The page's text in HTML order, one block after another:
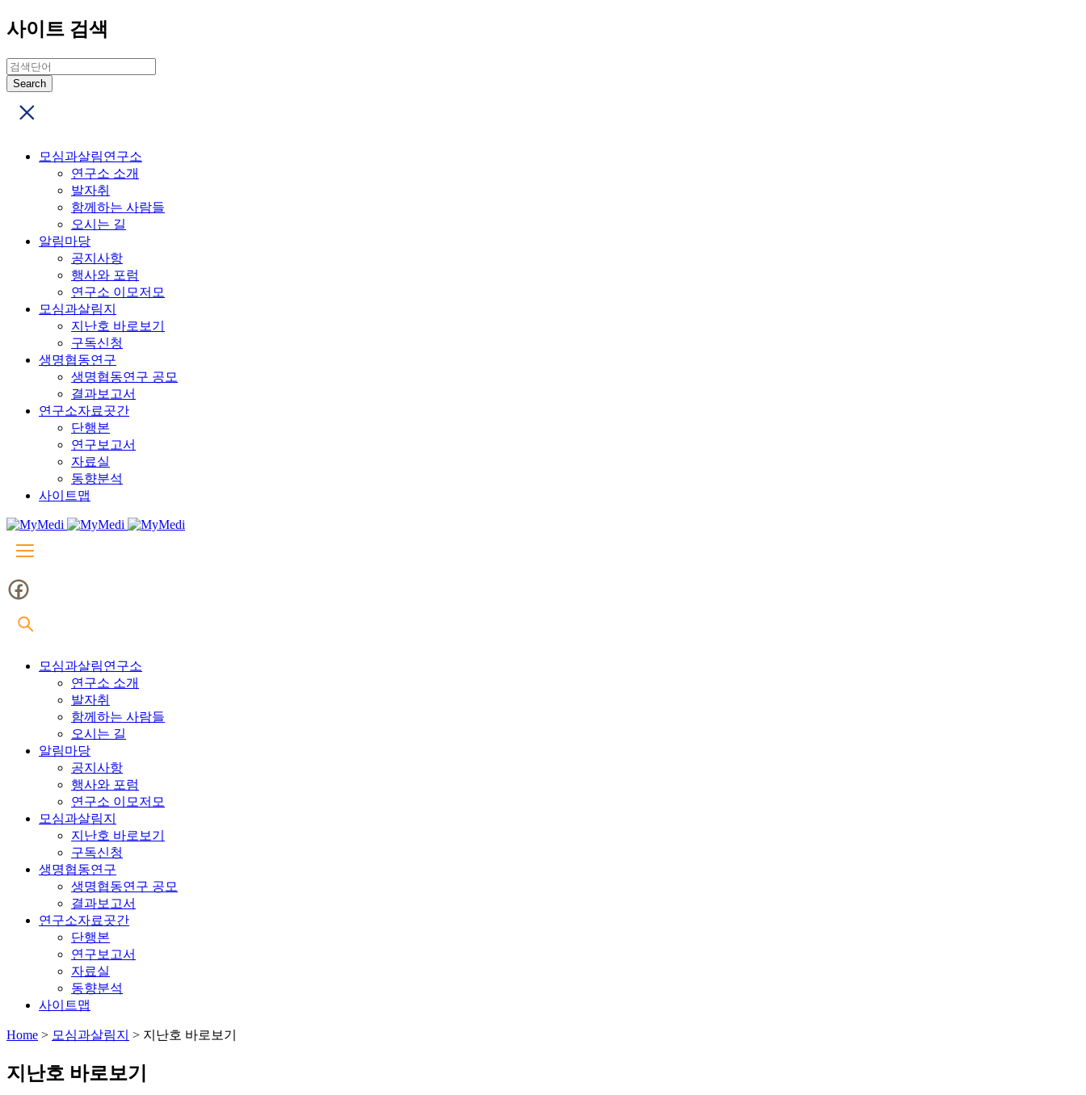
사이트 검색
모심과살림연구소
연구소 소개
발자취
함께하는 사람들
오시는 길
알림마당
공지사항
행사와 포럼
연구소 이모저모
모심과살림지
지난호 바로보기
구독신청
생명협동연구
생명협동연구 공모
결과보고서
연구소자료곳간
단행본
연구보고서
자료실
동향분석
사이트맵
모심과살림연구소
연구소 소개
발자취
함께하는 사람들
오시는 길
알림마당
공지사항
행사와 포럼
연구소 이모저모
모심과살림지
지난호 바로보기
구독신청
생명협동연구
생명협동연구 공모
결과보고서
연구소자료곳간
단행본
연구보고서
자료실
동향분석
사이트맵
Home > 모심과살림지 > 지난호 바로보기
지난호 바로보기